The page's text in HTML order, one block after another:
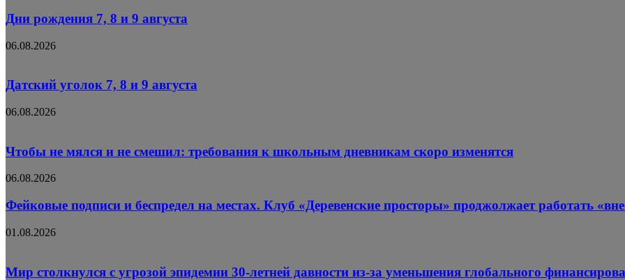
Дни рождения 7, 8 и 9 августа
06.08.2026
Датский уголок 7, 8 и 9 августа
06.08.2026
Чтобы не мялся и не смешил: требования к школьным дневникам скоро изменятся
06.08.2026
Фейковые подписи и беспредел на местах. Клуб «Деревенские просторы» проджолжает работать
01.08.2026
Мир столкнулся с угрозой эпидемии 30-летней давности из-за уменьшения глобального